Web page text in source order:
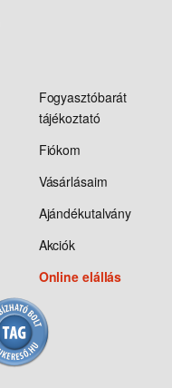
Fogyasztóbarát
tájékoztató
Fiókom
Vásárlásaim
Ajándékutalvány
Akciók
Online elállás